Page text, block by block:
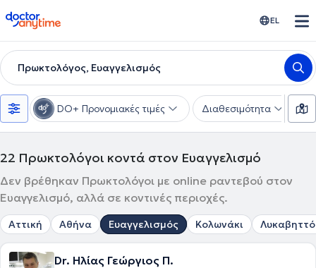
doctoranytime EL
Πρωκτολόγος, Ευαγγελισμός
DO+ Προνομιακές τιμές Διαθεσιμότητα
22 Πρωκτολόγοι κοντά στον Ευαγγελισμό
Δεν βρέθηκαν Πρωκτολόγοι με online ραντεβού στον
Ευαγγελισμό, αλλά σε κοντινές περιοχές.
Αττική Αθήνα Ευαγγελισμός Κολωνάκι
Dr. Ηλίας Γεώργιος Π.